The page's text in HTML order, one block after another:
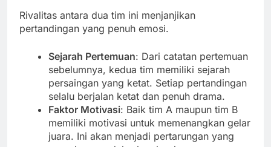
Rivalitas antara dua tim ini menjanjikan
pertandingan yang penuh emosi.
Sejarah Pertemuan: Dari catatan pertemuan
sebelumnya, kedua tim memiliki sejarah
persaingan yang ketat. Setiap pertandingan
selalu berjalan ketat dan penuh drama.
Faktor Motivasi: Baik tim A maupun tim B
memiliki motivasi untuk memenangkan gelar
juara. Ini akan menjadi pertarungan yang